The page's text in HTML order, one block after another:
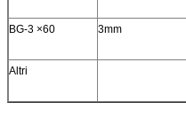
BG-3 ×60 3mm
Altri